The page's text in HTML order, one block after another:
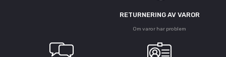
RETURNERING AV VAROR
Om varor har problem